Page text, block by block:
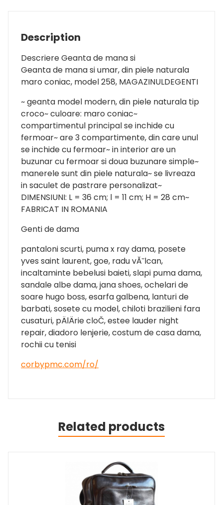
Description
Descriere Geanta de mana si
Geanta de mana si umar, din piele naturala
maro coniac, model 258, MAGAZINULDEGENTI
~ geanta model modern, din piele naturala tip
croco~ culoare: maro coniac~
compartimentul principal se inchide cu
fermoar~ are 3 compartimente, din care unul
se inchide cu fermoar~ in interior are un
buzunar cu fermoar si doua buzunare simple~
manerele sunt din piele naturala~ se livreaza
in saculet de pastrare personalizat~
DIMENSIUNI: L = 36 cm; l = 11 cm; H = 28 cm~
FABRICAT IN ROMANIA
Genti de dama
pantaloni scurti, puma x ray dama, posete
yves saint laurent, goe, radu vĂ˘lcan,
incaltaminte bebelusi baieti, slapi puma dama,
sandale albe dama, jana shoes, ochelari de
soare hugo boss, esarfa galbena, lanturi de
barbati, sosete cu model, chiloti brazilieni fara
cusaturi, pÄlÄrie cloČ, estee lauder night
repair, diadoro lenjerie, costum de casa dama,
rochii cu tenisi
corbypmc.com/ro/
Related products